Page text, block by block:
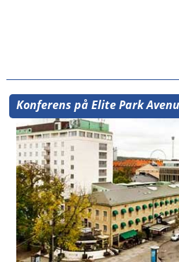
Konferens på Elite Park